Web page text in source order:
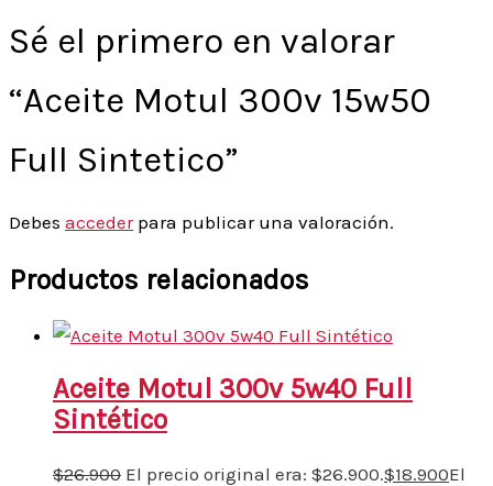
Sé el primero en valorar
“Aceite Motul 300v 15w50
Full Sintetico”
Debes accederpara publicar una valoración.
Productos relacionados
Aceite Motul 300v 5w40 Full
Sintético
$26.900 El precio original era: $26.900.$18.900El